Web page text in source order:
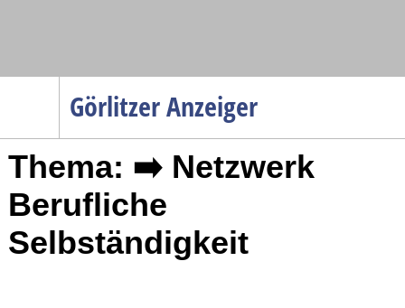
Görlitzer Anzeiger
Menüpunkte
Startseite
Gesellschaft
Wirtschaft
Thema: ➡️ Netzwerk
Berufliche
Selbständigkeit